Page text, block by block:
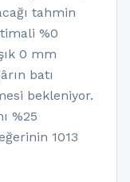
tahmin
%0
0 mm
batı
bekleniyor.
%25
1013